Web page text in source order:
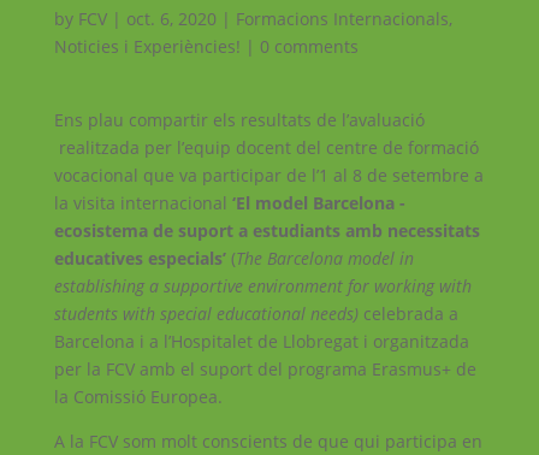
by FCV| oct. 6, 2020 | Formacions Internacionals,
Noticies i Experiències! | 0 comments
Ens plau compartir els resultats de l’avaluació
realitzada per l’equip docent del centre de formació
vocacional que va participar de l’1 al 8 de setembre a
la visita internacional ‘El model Barcelona -
ecosistema de suport a estudiants amb necessitats
educatives especials’(The Barcelona model in
establishing a supportive environment for working with
students with special educational needs) celebrada a
Barcelona i a l’Hospitalet de Llobregat i organitzada
per la FCV amb el suport del programa Erasmus+ de
la Comissió Europea.
A la FCV som molt conscients de que qui participa en